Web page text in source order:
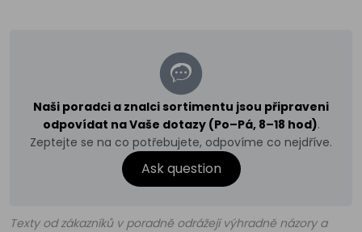
Naši poradci a znalci sortimentu jsou připraveni
odpovídat na Vaše dotazy (Po–Pá, 8–18 hod).
Zeptejte se na co potřebujete, odpovíme co nejdříve.
Ask question
Texty od zákazníků v poradně odrážejí výhradně názory a